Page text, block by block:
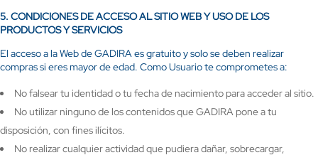
5. CONDICIONES DE ACCESO AL SITIO WEB Y USO DE LOS
PRODUCTOS Y SERVICIOS
El acceso a la Web de GADIRA es gratuito y solo se deben realizar
compras si eres mayor de edad. Como Usuario te comprometes a:
No falsear tu identidad o tu fecha de nacimiento para acceder al sitio.
No utilizar ninguno de los contenidos que GADIRA pone a tu
disposición, con fines ilícitos.
No realizar cualquier actividad que pudiera dañar, sobrecargar,